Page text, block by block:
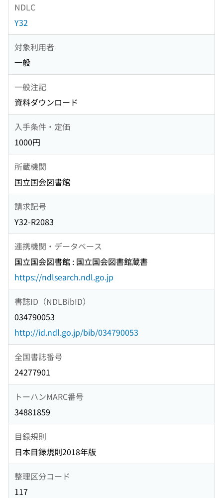
NDLC
Y32
対象利用者
一般
一般注記
資料ダウンロード
入手条件・定価
1000円
所蔵機関
国立国会図書館
請求記号
Y32-R2083
連携機関・データベース
国立国会図書館 : 国立国会図書館蔵書
https://ndlsearch.ndl.go.jp
書誌ID（NDLBibID）
034790053
http://id.ndl.go.jp/bib/034790053
全国書誌番号
24277901
トーハンMARC番号
34881859
目録規則
日本目録規則2018年版
整理区分コード
117